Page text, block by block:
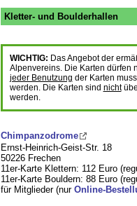
Kletter- und Boulderhallen
WICHTIG: Das Angebot der
Alpenvereins. Die Karten dürfen
jeder Benutzung der Karten
werden. Die Karten sind nicht
werden.
Chimpanzodrome
Ernst-Heinrich-Geist-Str. 18
50226 Frechen
11er-Karte Klettern: 112 Euro
11er-Karte Bouldern: 88 Euro
für Mitglieder (nur Online-